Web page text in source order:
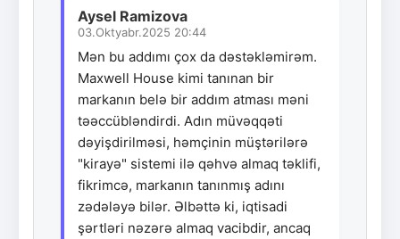
Aysel Ramizova
03.Oktyabr.2025 20:44
Mən bu addımı çox da dəstəkləmirəm.
Maxwell House kimi tanınan bir
markanın belə bir addım atması məni
təəccübləndirdi. Adın müvəqqəti
dəyişdirilməsi, həmçinin müştərilərə
"kirayə" sistemi ilə qəhvə almaq təklifi,
fikrimcə, markanın tanınmış adını
zədələyə bilər. Əlbəttə ki, iqtisadi
şərtləri nəzərə almaq vacibdir, ancaq